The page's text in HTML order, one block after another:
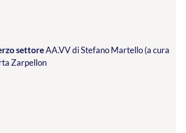
settoreAA.VV di Stefano Martello (a cura
Zarpellon